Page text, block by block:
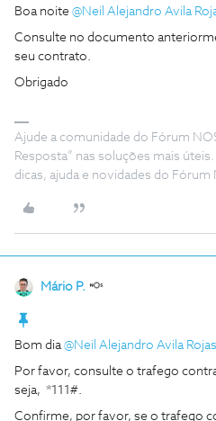
Boa noite @Neil Alejandro Avila
Consulte no documento
seu contrato.
Obrigado
Ajude a comunidade do Fórum
Resposta” nas soluções mais
dicas, ajuda e novidades do Fórum
Mário P.
Bom dia@Neil Alejandro Avila Rojas
Por favor, consulte o trafego
seja, *111#.
Confirme, por favor, se o trafego